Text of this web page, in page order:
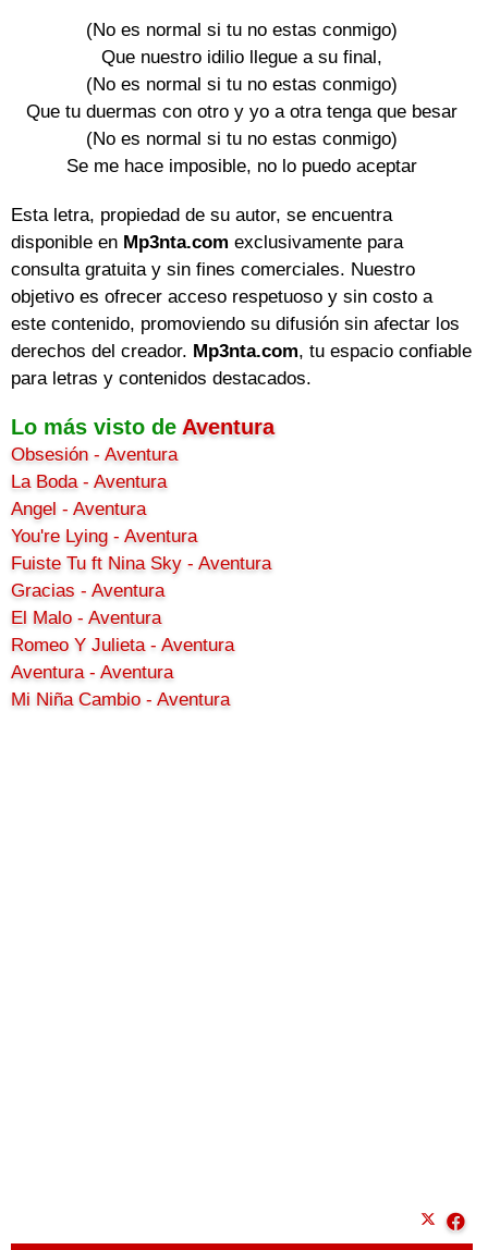
(No es normal si tu no estas conmigo)
Que nuestro idilio llegue a su final,
(No es normal si tu no estas conmigo)
Que tu duermas con otro y yo a otra tenga que besar
(No es normal si tu no estas conmigo)
Se me hace imposible, no lo puedo aceptar
Esta letra, propiedad de su autor, se encuentra
disponible en Mp3nta.com exclusivamente para
consulta gratuita y sin fines comerciales. Nuestro
objetivo es ofrecer acceso respetuoso y sin costo a
este contenido, promoviendo su difusión sin afectar los
derechos del creador. Mp3nta.com, tu espacio confiable
para letras y contenidos destacados.
Lo más visto de Aventura
Obsesión - Aventura
La Boda - Aventura
Angel - Aventura
You're Lying - Aventura
Fuiste Tu ft Nina Sky - Aventura
Gracias - Aventura
El Malo - Aventura
Romeo Y Julieta - Aventura
Aventura - Aventura
Mi Niña Cambio - Aventura